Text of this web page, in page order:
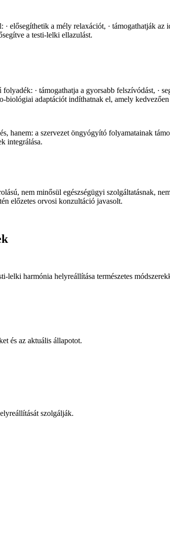
elősegíthetik a mély relaxációt, · támogathatják
a testi-lelki ellazulást.
· támogathatja a gyorsabb felszívódást, ·
adaptációt indíthatnak el, amely kedvezően
a szervezet öngyógyító folyamatainak
integrálása.
nem minősül egészségügyi szolgáltatásnak,
előzetes orvosi konzultáció javasolt.
lelki harmónia helyreállítása természetes
és az aktuális állapotot.
szolgálják.